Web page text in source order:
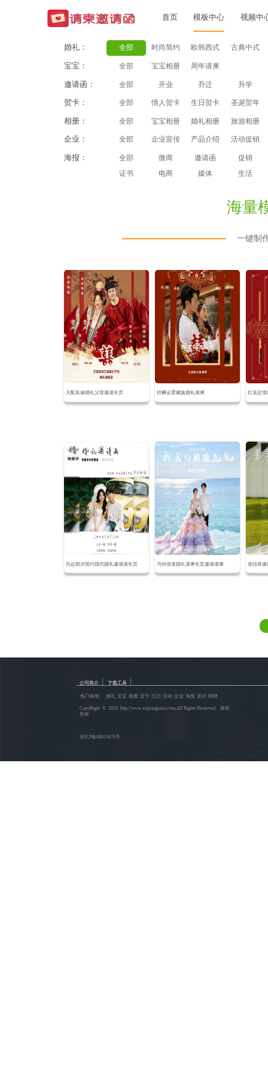
首页 模板中心 视频中
婚礼： 全部 时尚简约 欧韩西式 古典中式
宝宝： 全部 宝宝相册 周年请柬
邀请函： 全部 开业 乔迁 升学
贺卡： 全部 情人贺卡 生日贺卡 圣诞贺年
相册： 全部 宝宝相册 婚礼相册 旅游相册
企业： 全部 企业宣传 产品介绍 活动促销
海报： 全部 微商 邀请函
促销
证书
电商 媒体 生活
海量
一键制
天配良缘婚礼父母邀请长页 经幡证爱藏族婚礼请柬 红笺定
共赴朝夕简约现代婚礼邀请函长页 与你偕老婚礼请柬长页邀请请柬 喜结良
公司简介 | 下载工具 |
热门标签： 婚礼 宝宝 相册 贺卡 生日 活动 企业 海报 派对 招聘
CopyRight © 2020 http://www.eqiyingxiao.com,All Rights Reserved. 版权
所有
浙ICP备08015676号